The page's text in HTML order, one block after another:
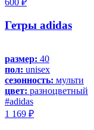
Гетры adidas
размер: 40
пол: unisex
сезонность: мульти
цвет: разноцветный
#adidas
1 169 ₽